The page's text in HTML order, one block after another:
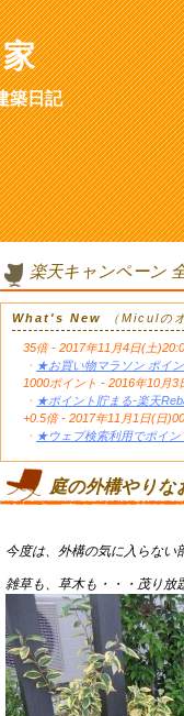
築日記
楽天キャンペーン
What's New （Miculの
35倍 - 2017年11月4日(土
・ ★お買い物マラソン ポイ
1000ポイント - 2016年10月
・ ★ポイント貯まる-楽天
+0.5倍 - 2017年11月1日(日
・ ★ウェブ検索利用でポイン
庭の外構やりな
今度は、外構の気に入らない
雑草も、草木も・・・茂り放